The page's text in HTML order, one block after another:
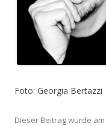
Foto: Georgia Bertazzi
Dieser Beitrag wurde am